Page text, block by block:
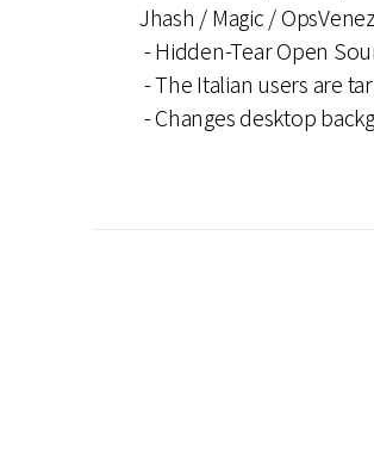
Jhash / Magic /
- Hidden-Tear Open
- The Italian users are
- Changes desktop